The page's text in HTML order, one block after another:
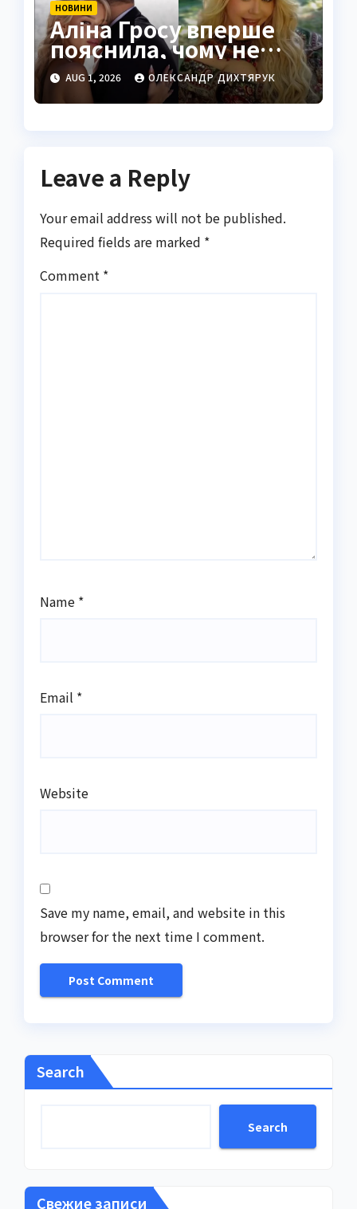
НОВИНИ
Аліна Гросу вперше
пояснила, чому не
показує чоловіка
AUG 1, 2026 ОЛЕКСАНДР ДИХТЯРУК
Leave a Reply
Your email address will not be published.
Required fields are marked *
Comment *
Name *
Email *
Website
Save my name, email, and website in this
browser for the next time I comment.
Search
Search
Свежие записи